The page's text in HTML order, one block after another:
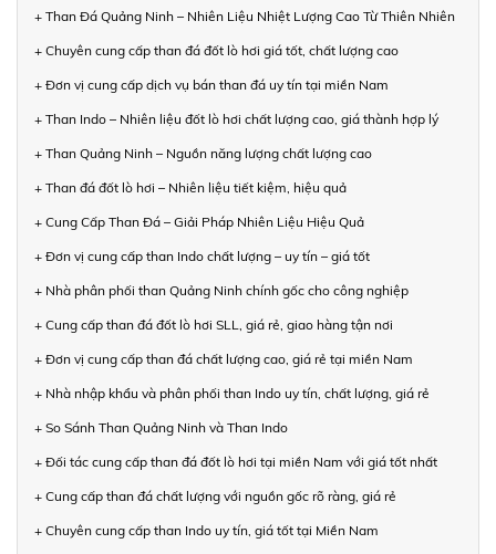
+ Than Đá Quảng Ninh – Nhiên Liệu Nhiệt Lượng Cao Từ Thiên Nhiên
+ Chuyên cung cấp than đá đốt lò hơi giá tốt, chất lượng cao
+ Đơn vị cung cấp dịch vụ bán than đá uy tín tại miền Nam
+ Than Indo – Nhiên liệu đốt lò hơi chất lượng cao, giá thành hợp lý
+ Than Quảng Ninh – Nguồn năng lượng chất lượng cao
+ Than đá đốt lò hơi – Nhiên liệu tiết kiệm, hiệu quả
+ Cung Cấp Than Đá – Giải Pháp Nhiên Liệu Hiệu Quả
+ Đơn vị cung cấp than Indo chất lượng – uy tín – giá tốt
+ Nhà phân phối than Quảng Ninh chính gốc cho công nghiệp
+ Cung cấp than đá đốt lò hơi SLL, giá rẻ, giao hàng tận nơi
+ Đơn vị cung cấp than đá chất lượng cao, giá rẻ tại miền Nam
+ Nhà nhập khẩu và phân phối than Indo uy tín, chất lượng, giá rẻ
+ So Sánh Than Quảng Ninh và Than Indo
+ Đối tác cung cấp than đá đốt lò hơi tại miền Nam với giá tốt nhất
+ Cung cấp than đá chất lượng với nguồn gốc rõ ràng, giá rẻ
+ Chuyên cung cấp than Indo uy tín, giá tốt tại Miền Nam